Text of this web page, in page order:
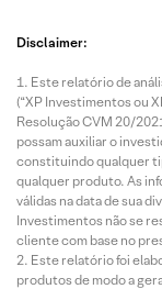
Disclaimer:
Este relatório de
(“XP Investimentos ou
Resolução CVM 20/
possam auxiliar o
constituindo qualquer
qualquer produto. As
válidas na data de sua
Investimentos não se
cliente com base no
Este relatório foi
produtos de modo a